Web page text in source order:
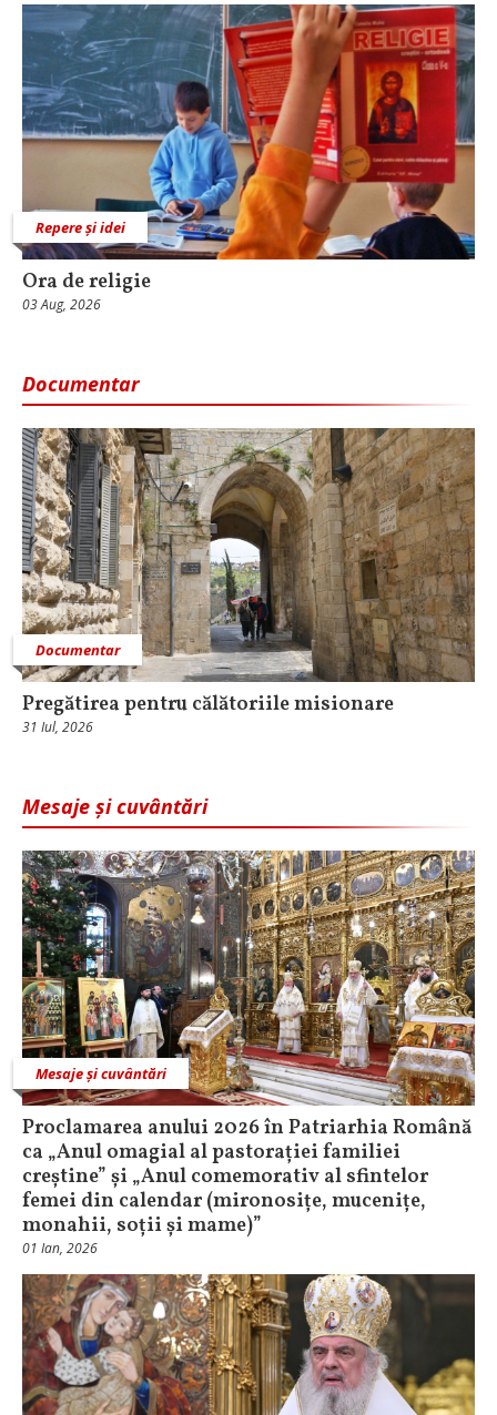
Repere și idei
Ora de religie
03 Aug, 2026
Documentar
Documentar
Pregătirea pentru călătoriile misionare
31 Iul, 2026
Mesaje și cuvântări
Mesaje și cuvântări
Proclamarea anului 2026 în Patriarhia Română
ca „Anul omagial al pastorației familiei
creștine” și „Anul comemorativ al sfintelor
femei din calendar (mironosițe, mucenițe,
monahii, soții și mame)”
01 Ian, 2026